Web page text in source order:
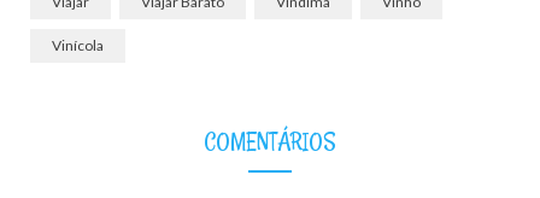
Vinícola
COMENTÁRIOS